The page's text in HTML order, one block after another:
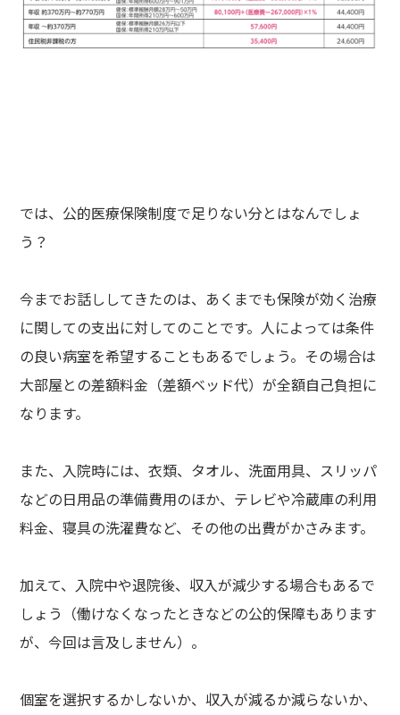
では、公的医療保険制度で足りない分とはなんでしょ
う？
今までお話ししてきたのは、あくまでも保険が効く治療
に関しての支出に対してのことです。人によっては条件
の良い病室を希望することもあるでしょう。その場合は
大部屋との差額料金（差額ベッド代）が全額自己負担に
なります。
また、入院時には、衣類、タオル、洗面用具、スリッパ
などの日用品の準備費用のほか、テレビや冷蔵庫の利用
料金、寝具の洗濯費など、その他の出費がかさみます。
加えて、入院中や退院後、収入が減少する場合もあるで
しょう（働けなくなったときなどの公的保障もあります
が、今回は言及しません）。
個室を選択するかしないか、収入が減るか減らないか、